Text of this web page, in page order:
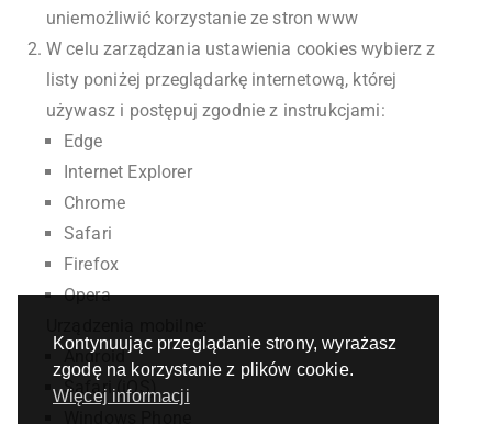
uniemożliwić korzystanie ze stron www
W celu zarządzania ustawienia cookies wybierz z
listy poniżej przeglądarkę internetową, której
używasz i postępuj zgodnie z instrukcjami:
Edge
Internet Explorer
Chrome
Safari
Firefox
Opera
Android
Safari (iOS)
Kontynuując przeglądanie strony, wyrażasz
zgodę na korzystanie z plików cookie.
Więcej informacji